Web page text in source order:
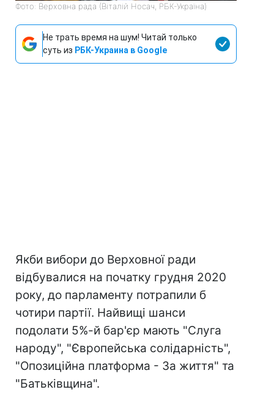
Фото: Верховна рада (Віталій Носач, РБК-Україна)
Не трать время на шум! Читай только
суть из РБК-Украина в Google
Якби вибори до Верховної ради
відбувалися на початку грудня 2020
року, до парламенту потрапили б
чотири партії. Найвищі шанси
подолати 5%-й бар'єр мають "Слуга
народу", "Європейська солідарність",
"Опозиційна платформа - За життя" та
"Батьківщина".